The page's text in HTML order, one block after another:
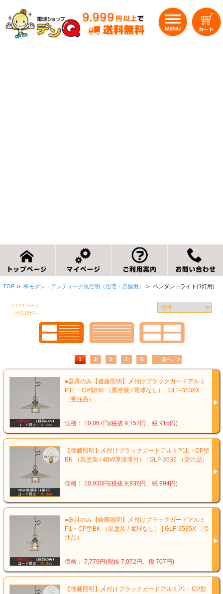
TOP > 和モダン・アンティーク風照明（住宅・店舗用） > ペンダントライト(1灯用)
1 / 11ページ
（全215件）
1 2 3 4 5 次へ
●器具のみ【後藤照明】〆付けブラックガードアルミ
P1L・CP型BK （黒塗装 / 電球なし） | GLF-3536X
（受注品）
価格： 10,067円(税抜 9,152円、税 915円)
【後藤照明】〆付けブラックガードアルミP1L・CP型
BK （黒塗装 / 40W浪漫球付） | GLF-3536 （受注品）
価格： 10,930円(税抜 9,936円、税 994円)
●器具のみ【後藤照明】〆付けブラックガードアルミ
P1・CP型BK （黒塗装 / 電球なし） | GLF-3535X （受
注品）
価格： 7,779円(税抜 7,072円、税 707円)
【後藤照明】〆付けブラックガードアルミP1・CP型